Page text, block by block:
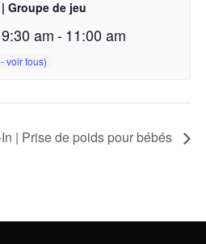
Groupe de jeu
am-11:00 am
| Prise de poids pour bébés